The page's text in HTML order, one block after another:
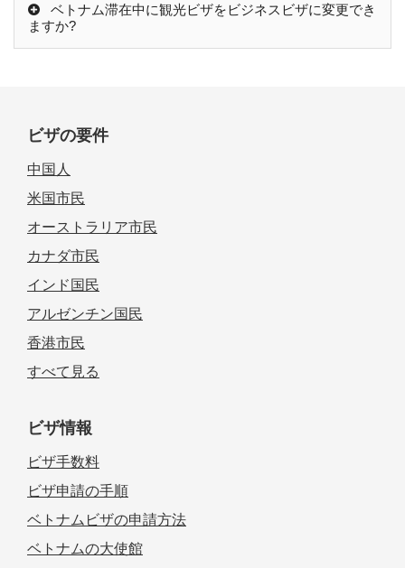
ベトナム滞在中に観光ビザをビジネスビザに変更でき
ますか?
ビザの要件
中国人
米国市民
オーストラリア市民
カナダ市民
インド国民
アルゼンチン国民
香港市民
すべて見る
ビザ情報
ビザ手数料
ビザ申請の手順
ベトナムビザの申請方法
ベトナムの大使館